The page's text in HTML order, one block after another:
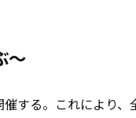
～
する。これにより